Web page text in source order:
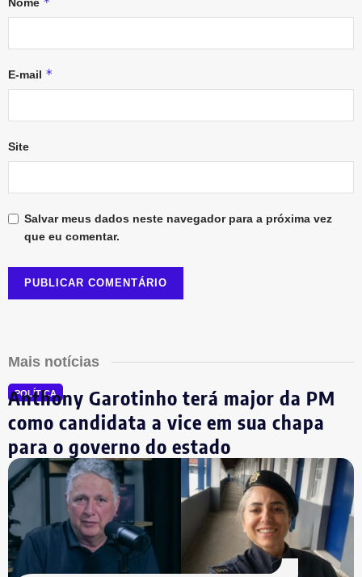
Nome
E-mail *
Site
Salvar meus dados neste navegador para a próxima vez
que eu comentar.
Mais notícias
POLÍTICA
Anthony Garotinho terá major da PM
como candidata a vice em sua chapa
para o governo do estado